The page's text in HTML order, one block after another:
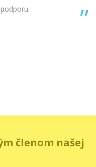
členom našej